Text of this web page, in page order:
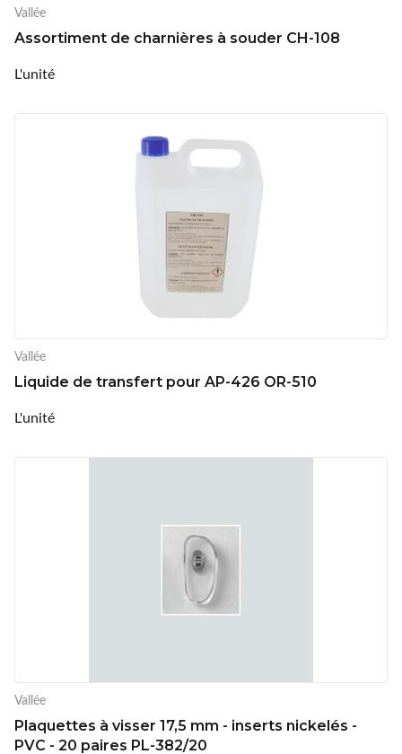
Vallée
Assortiment de charnières à souder CH-108
L'unité
Vallée
Liquide de transfert pour AP-426 OR-510
L'unité
Vallée
Plaquettes à visser 17,5 mm - inserts nickelés -
PVC - 20 paires PL-382/20